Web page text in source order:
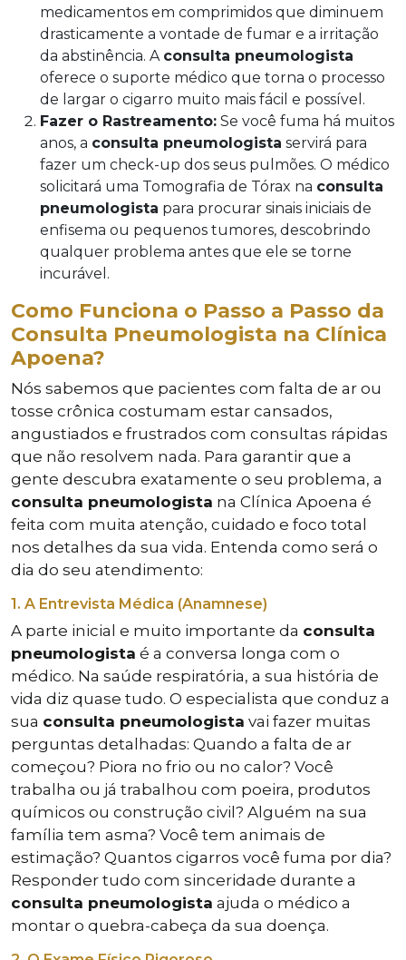
medicamentos em comprimidos que diminuem
drasticamente a vontade de fumar e a irritação
da abstinência. A consulta pneumologista
oferece o suporte médico que torna o processo
de largar o cigarro muito mais fácil e possível.
Fazer o Rastreamento: Se você fuma há muitos
anos, a consulta pneumologista servirá para
fazer um check-up dos seus pulmões. O médico
solicitará uma Tomografia de Tórax na consulta
pneumologista para procurar sinais iniciais de
enfisema ou pequenos tumores, descobrindo
qualquer problema antes que ele se torne
incurável.
Como Funciona o Passo a Passo da
Consulta Pneumologista na Clínica
Apoena?
Nós sabemos que pacientes com falta de ar ou
tosse crônica costumam estar cansados,
angustiados e frustrados com consultas rápidas
que não resolvem nada. Para garantir que a
gente descubra exatamente o seu problema, a
consulta pneumologista na Clínica Apoena é
feita com muita atenção, cuidado e foco total
nos detalhes da sua vida. Entenda como será o
dia do seu atendimento:
1. A Entrevista Médica (Anamnese)
A parte inicial e muito importante da consulta
pneumologista é a conversa longa com o
médico. Na saúde respiratória, a sua história de
vida diz quase tudo. O especialista que conduz a
sua consulta pneumologista vai fazer muitas
perguntas detalhadas: Quando a falta de ar
começou? Piora no frio ou no calor? Você
trabalha ou já trabalhou com poeira, produtos
químicos ou construção civil? Alguém na sua
família tem asma? Você tem animais de
estimação? Quantos cigarros você fuma por dia?
Responder tudo com sinceridade durante a
consulta pneumologista ajuda o médico a
montar o quebra-cabeça da sua doença.